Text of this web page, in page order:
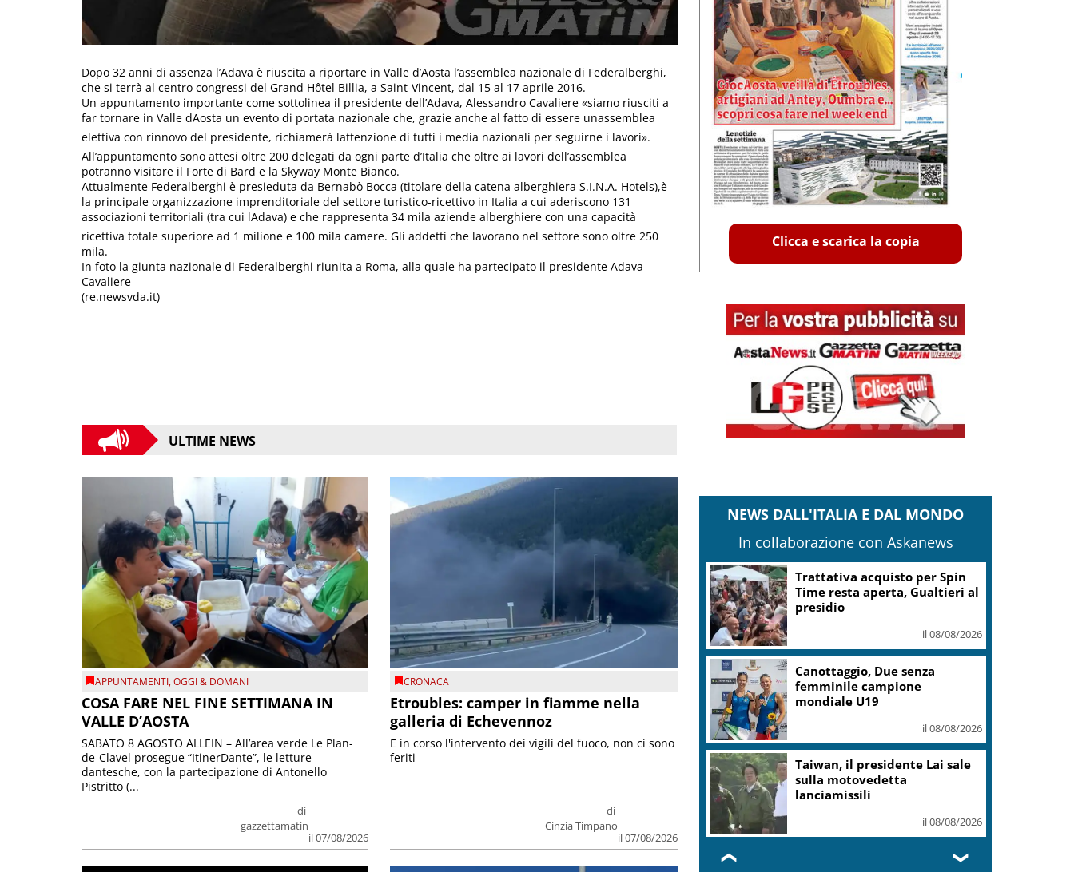
Dopo 32 anni di assenza l’Adava è riuscita a riportare in Valle d’Aosta l’assemblea nazionale di Federalberghi,
che si terrà al centro congressi del Grand Hôtel Billia, a Saint-Vincent, dal 15 al 17 aprile 2016.
Un appuntamento importante come sottolinea il presidente dell’Adava, Alessandro Cavaliere «siamo riusciti a
far tornare in Valle dAosta un evento di portata nazionale che, grazie anche al fatto di essere unassemblea
elettiva con rinnovo del presidente, richiamerà lattenzione di tutti i media nazionali per seguirne i lavori».
All’appuntamento sono attesi oltre 200 delegati da ogni parte d’Italia che oltre ai lavori dell’assemblea
potranno visitare il Forte di Bard e la Skyway Monte Bianco.
Attualmente Federalberghi è presieduta da Bernabò Bocca (titolare della catena alberghiera S.I.N.A. Hotels),è
la principale organizzazione imprenditoriale del settore turistico-ricettivo in Italia a cui aderiscono 131
associazioni territoriali (tra cui lAdava) e che rappresenta 34 mila aziende alberghiere con una capacità
ricettiva totale superiore ad 1 milione e 100 mila camere. Gli addetti che lavorano nel settore sono oltre 250
mila.
In foto la giunta nazionale di Federalberghi riunita a Roma, alla quale ha partecipato il presidente Adava
Cavaliere
(re.newsvda.it)
ULTIME NEWS
APPUNTAMENTI,OGGI & DOMANI
COSA FARE NEL FINE SETTIMANA IN
VALLE D’AOSTA
di
gazzettamatin
il 07/08/2026
SABATO 8 AGOSTO ALLEIN – All’area verde Le Plan-
de-Clavel prosegue “ItinerDante”, le letture
dantesche, con la partecipazione di Antonello
Pistritto (...
CRONACA
Etroubles: camper in fiamme nella
galleria di Echevennoz
di
Cinzia Timpano
il 07/08/2026
E in corso l'intervento dei vigili del fuoco, non ci sono
feriti
Clicca e scarica la copia
NEWS DALL'ITALIA E DAL MONDO
In collaborazione con Askanews
Trattativa acquisto per Spin
Time resta aperta, Gualtieri al
presidio
il 08/08/2026
Canottaggio, Due senza
femminile campione
mondiale U19
il 08/08/2026
Taiwan, il presidente Lai sale
sulla motovedetta
lanciamissili
il 08/08/2026
❮ ❯